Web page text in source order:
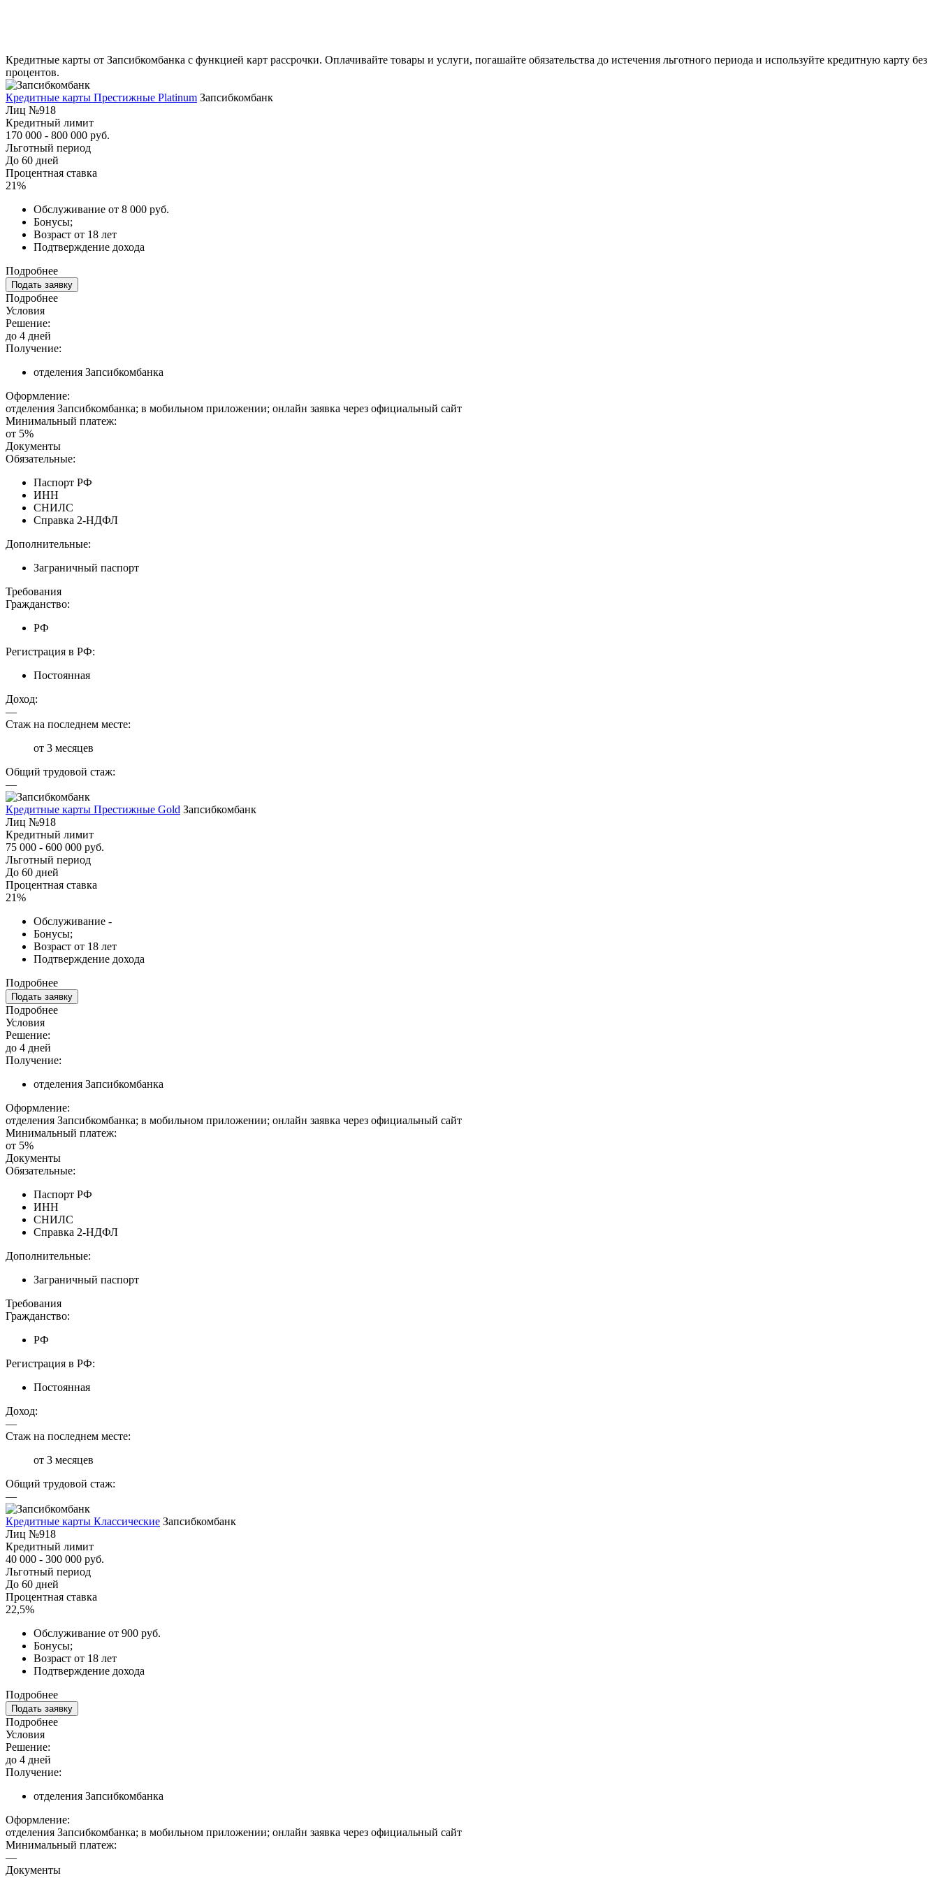
Кредитные карты от Запсибкомбанка с функцией карт рассрочки. Оплачивайте товары и услуги, погашайте обязательства до истечения льготного периода и используйте кредитную карту без
процентов.
Кредитные карты Престижные Platinum Запсибкомбанк
Лиц №918
Кредитный лимит
170 000 - 800 000 руб.
Льготный период
До 60 дней
Процентная ставка
21%
Обслуживание от 8 000 руб.
Бонусы;
Возраст от 18 лет
Подтверждение дохода
Подробнее
Подать заявку
Подробнее
Условия
Решение:
до 4 дней
Получение:
отделения Запсибкомбанка
Оформление:
отделения Запсибкомбанка; в мобильном приложении; онлайн заявка через официальный сайт
Минимальный платеж:
от 5%
Документы
Обязательные:
Паспорт РФ
ИНН
СНИЛС
Справка 2-НДФЛ
Дополнительные:
Заграничный паспорт
Требования
Гражданство:
РФ
Регистрация в РФ:
Постоянная
Доход:
—
Стаж на последнем месте:
от 3 месяцев
Общий трудовой стаж:
—
Кредитные карты Престижные Gold Запсибкомбанк
Лиц №918
Кредитный лимит
75 000 - 600 000 руб.
Льготный период
До 60 дней
Процентная ставка
21%
Обслуживание -
Бонусы;
Возраст от 18 лет
Подтверждение дохода
Подробнее
Подать заявку
Подробнее
Условия
Решение:
до 4 дней
Получение:
отделения Запсибкомбанка
Оформление:
отделения Запсибкомбанка; в мобильном приложении; онлайн заявка через официальный сайт
Минимальный платеж:
от 5%
Документы
Обязательные:
Паспорт РФ
ИНН
СНИЛС
Справка 2-НДФЛ
Дополнительные:
Заграничный паспорт
Требования
Гражданство:
РФ
Регистрация в РФ:
Постоянная
Доход:
—
Стаж на последнем месте:
от 3 месяцев
Общий трудовой стаж:
—
Кредитные карты Классические Запсибкомбанк
Лиц №918
Кредитный лимит
40 000 - 300 000 руб.
Льготный период
До 60 дней
Процентная ставка
22,5%
Обслуживание от 900 руб.
Бонусы;
Возраст от 18 лет
Подтверждение дохода
Подробнее
Подать заявку
Подробнее
Условия
Решение:
до 4 дней
Получение:
отделения Запсибкомбанка
Оформление:
отделения Запсибкомбанка; в мобильном приложении; онлайн заявка через официальный сайт
Минимальный платеж:
—
Документы